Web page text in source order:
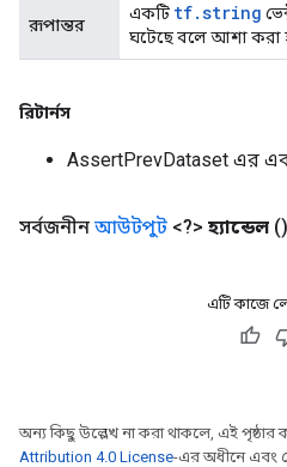
রূপান্তর
একটি tf.string
ঘটেছে বলে আশা করা
রিটার্নস
AssertPrevDataset এর
সর্বজনীন আউটপুট <?> হ্যান্ডেল ()
এটি কাজে
অন্য কিছু উল্লেখ না করা থাকলে, এই পৃষ্ঠার
Attribution 4.0 License-এর অধীনে এবং